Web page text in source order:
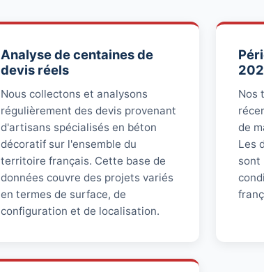
Analyse de centaines de
devis réels
Nous collectons et analysons
régulièrement des devis provenant
d'artisans spécialisés en béton
décoratif sur l'ensemble du
territoire français. Cette base de
données couvre des projets variés
en termes de surface, de
configuration et de localisation.
Nos
de
Les
sont